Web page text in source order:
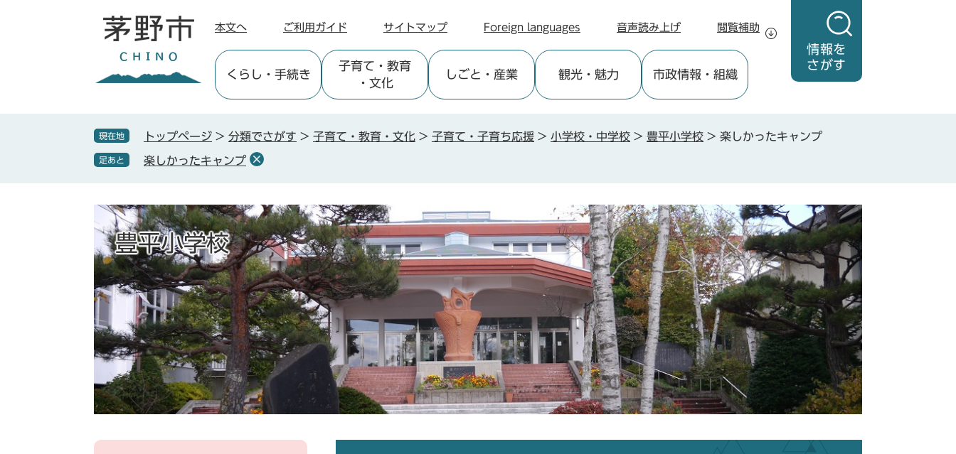
情報を
さがす
本文へ ご利用ガイド サイトマップ Foreign languages 音声読み上げ 閲覧補助
くらし ・手続き
子育て ・教育
・文化
しごと ・産業 観光・魅力 市政情報 ・組織
現在地 トップページ > 分類でさがす > 子育て・教育・文化 > 子育て・子育ち応援 > 小学校・中学校 > 豊平小学校 > 楽しかったキャンプ
足あと 楽しかったキャンプ
豊平小学校